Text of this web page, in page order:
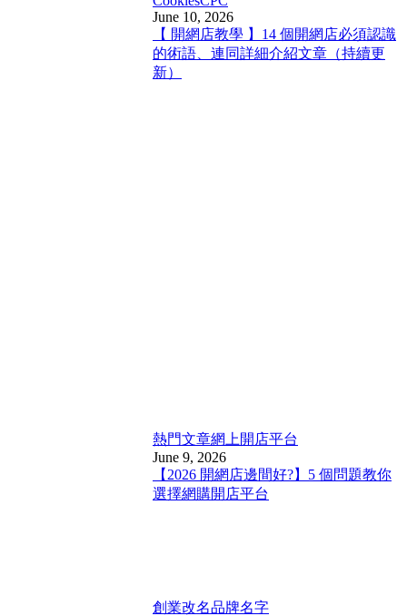
June 10, 2026
【 開網店教學 】14 個開網店必須認識
的術語、連同詳細介紹文章（持續更
新）
熱門文章網上開店平台
June 9, 2026
【2026 開網店邊間好?】5 個問題教你
選擇網購開店平台
創業改名品牌名字